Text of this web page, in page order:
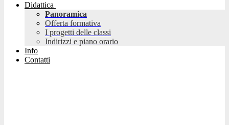
Didattica
Panoramica
Offerta formativa
I progetti delle classi
Indirizzi e piano orario
Info
Contatti